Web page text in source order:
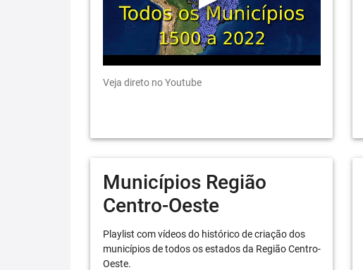
Veja direto no Youtube
Municípios Região
Centro-Oeste
Playlist com vídeos do histórico de criação dos
municípios de todos os estados da Região Centro-
Oeste.